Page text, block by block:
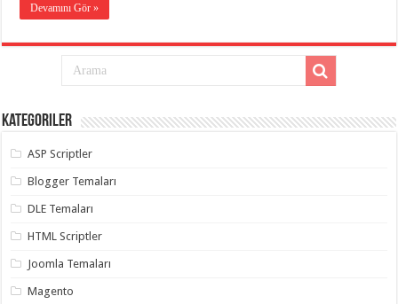
taşımacılık,
evden
taşımacılık,
gaziantep
taşıma,
evden
taşımacılık,
gaziantep
organizasyon
gaziantep
organizasyon,
gaziantep
organizasyon
gaziantep
Devamını Gör »
Kategoriler
ASP Scriptler
Blogger Temaları
DLE Temaları
HTML Scriptler
Joomla Temaları
Magento